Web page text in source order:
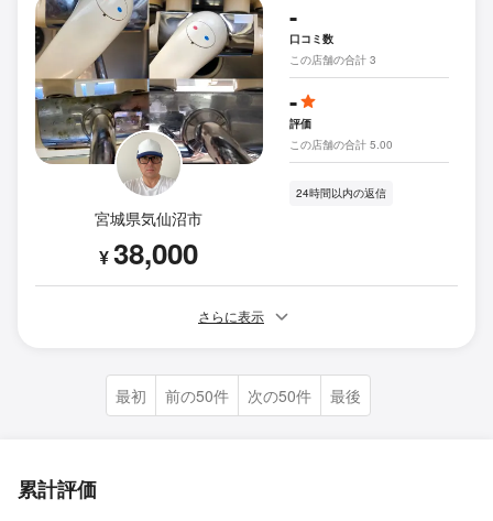
宮城県気仙沼市
¥38,000
-
口コミ数
この店舗の合計 3
-
評価
この店舗の合計 5.00
24時間以内の返信
さらに表示
最初 前の50件 次の50件 最後
累計評価